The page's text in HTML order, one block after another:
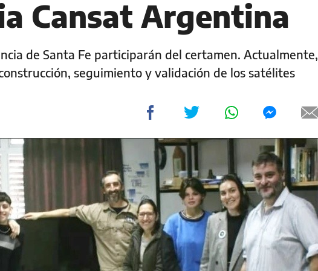
Cansat Argentina
de Santa Fe participarán del certamen. Actualmente,
seguimiento y validación de los satélites